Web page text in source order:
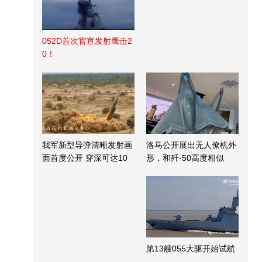
052D首次官宣发射鹰击2
0！
我军新型导弹清晰发射画
面首度公开 穿深可达10
洛马公开展出无人僚机外
形，和歼-50高度相似
第13艘055大驱开始试航